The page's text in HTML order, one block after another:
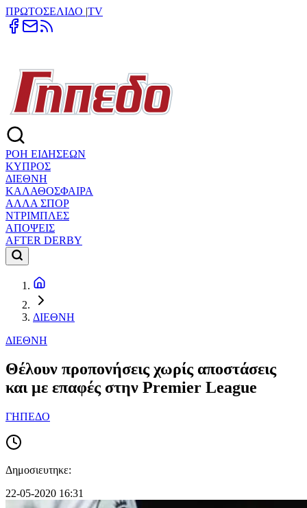
ΠΡΩΤΟΣΕΛΙΔΟ |TV
ΡΟΗ ΕΙΔΗΣΕΩΝ
ΚΥΠΡΟΣ
ΔΙΕΘΝΗ
ΚΑΛΑΘΟΣΦΑΙΡΑ
ΑΛΛΑ ΣΠΟΡ
ΝΤΡΙΜΠΛΕΣ
ΑΠΟΨΕΙΣ
AFTER DERBY
ΔΙΕΘΝΗ
ΔΙΕΘΝΗ
Θέλουν προπονήσεις χωρίς αποστάσεις
και με επαφές στην Premier League
ΓΗΠΕΔΟ
Δημοσιευτηκε:
22-05-2020 16:31